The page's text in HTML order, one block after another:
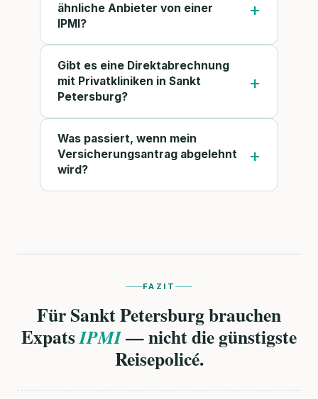
ähnliche Anbieter von einer
IPMI?
Gibt es eine Direktabrechnung
mit Privatkliniken in Sankt
Petersburg?
Was passiert, wenn mein
Versicherungsantrag abgelehnt
wird?
FAZIT
Für Sankt Petersburg brauchen
ExpatsIPMI— nicht die günstigste
Reisepolicé.